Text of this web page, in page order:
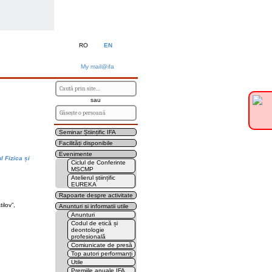
RO EN
My mail@ifa
sau
Seminar Științific IFA
Facilități disponibile
Evenimente
Ciclul de Conferinte
MSCMP
Atelierul științific
EUREKA
Rapoarte despre activitate
Anunturi si informatii utile
Anunturi
Codul de etică și
deontologie
profesională
Comiunicate de presă
Top autori performanți
Utile
Premiile anuale IFA
Fizica și